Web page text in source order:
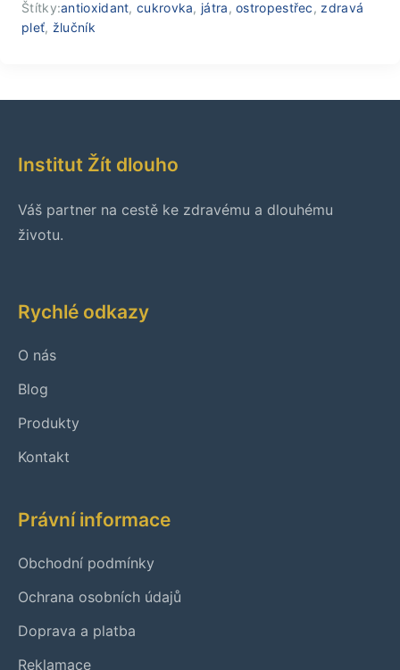
Štítky:antioxidant,cukrovka, játra,ostropestřec, zdravá
pleť, žlučník
Institut Žít dlouho
Váš partner na cestě ke zdravému a dlouhému
životu.
Rychlé odkazy
O nás
Blog
Produkty
Kontakt
Právní informace
Obchodní podmínky
Ochrana osobních údajů
Doprava a platba
Reklamace